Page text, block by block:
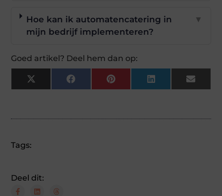
Hoe kan ik automatencatering in
mijn bedrijf implementeren?
▼
Goed artikel? Deel hem dan op:
X
(Twitter)
FacebookPinterestLinkedInEmail
Tags:
Deel dit: